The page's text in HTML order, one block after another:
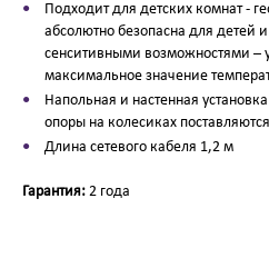
Подходит для детских комнат -
абсолютно безопасна для
сенситивными возможностями –
максимальное значение
Напольная и настенная
опоры на колесиках
Длина сетевого кабеля 1,2 м
Гарантия: 2 года